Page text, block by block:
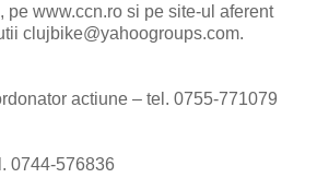
pe www.ccn.ro si pe site-ul aferent
clujbike@yahoogroups.com.
actiune – tel. 0755-771079
0744-576836